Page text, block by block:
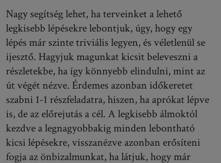
Nagy segítség lehet, ha terveinket a lehető
legkisebb lépésekre lebontjuk, úgy, hogy egy
lépés már szinte triviális legyen, és véletlenül se
ijesztő. Hagyjuk magunkat kicsit beleveszni a
részletekbe, ha így könnyebb elindulni, mint az
út végét nézve. Érdemes azonban időkeretet
szabni 1-1 részfeladatra, hiszen, ha aprókat lépve
is, de az előrejutás a cél. A legkisebb álmoktól
kezdve a legnagyobbakig minden lebontható
kicsi lépésekre, visszanézve azonban erősíteni
fogja az önbizalmunkat, ha látjuk, hogy már